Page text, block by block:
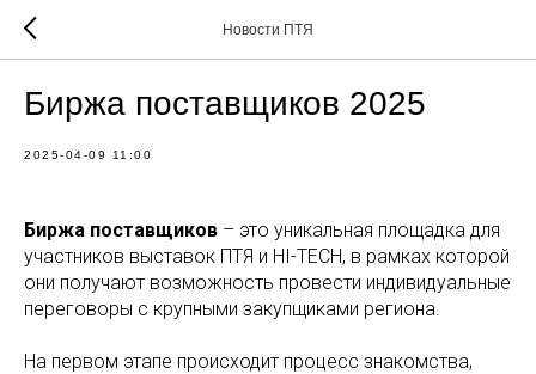
Новости ПТЯ
Биржа поставщиков 2025
2025-04-09 11:00
Биржа поставщиков – это уникальная площадка для
участников выставок ПТЯ и HI-TECH, в рамках которой
они получают возможность провести индивидуальные
переговоры с крупными закупщиками региона.
На первом этапе происходит процесс знакомства,